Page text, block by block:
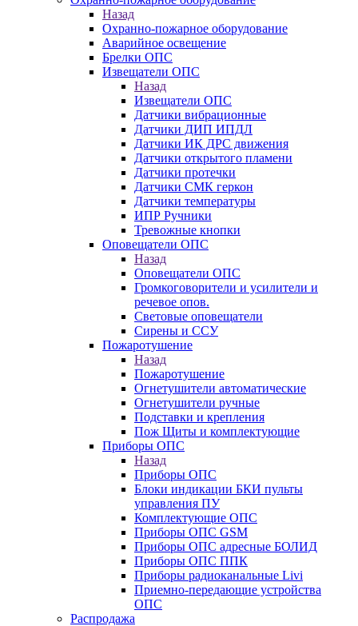
Назад
Охранно-пожарное оборудование
Аварийное освещение
Брелки ОПС
Извещатели ОПС
Назад
Извещатели ОПС
Датчики вибрационные
Датчики ДИП ИПДЛ
Датчики ИК ДРС движения
Датчики открытого пламени
Датчики протечки
Датчики СМК геркон
Датчики температуры
ИПР Ручники
Тревожные кнопки
Оповещатели ОПС
Назад
Оповещатели ОПС
Громкоговорители и усилители и
речевое опов.
Световые оповещатели
Сирены и ССУ
Пожаротушение
Назад
Пожаротушение
Огнетушители автоматические
Огнетушители ручные
Подставки и крепления
Пож Щиты и комплектующие
Приборы ОПС
Назад
Приборы ОПС
Блоки индикации БКИ пульты
управления ПУ
Комплектующие ОПС
Приборы ОПС GSM
Приборы ОПС адресные БОЛИД
Приборы ОПС ППК
Приборы радиоканальные Livi
Приемно-передающие устройства
ОПС
Распродажа